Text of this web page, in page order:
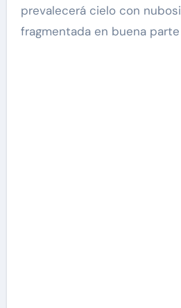
prevalecerá cielo con
fragmentada en buena